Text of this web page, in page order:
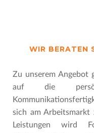
WIR BERATEN
Zu unserem Angebot
auf die
sich am Arbeitsmarkt
Leistungen wird